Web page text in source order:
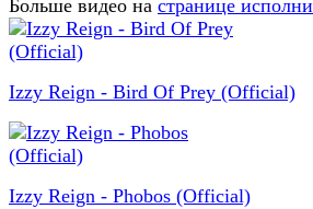
Больше видео на странице
Izzy Reign - Bird Of Prey (Official)
Izzy Reign - Phobos (Official)